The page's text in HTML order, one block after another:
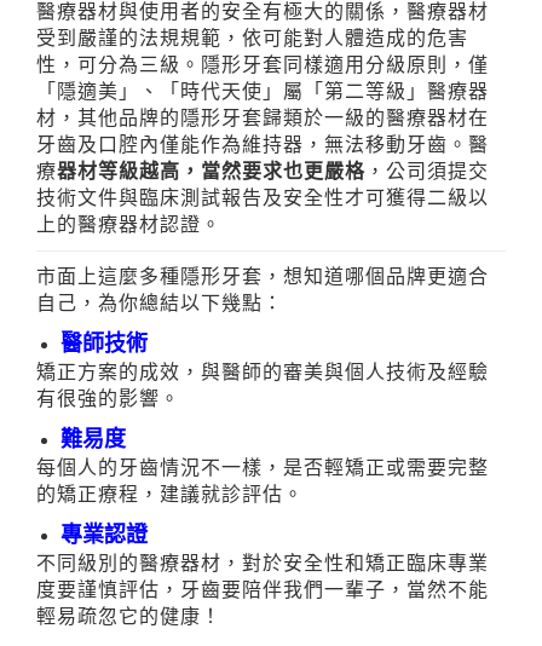
醫療器材與使用者的安全有極大的關係，醫療器材
受到嚴謹的法規規範，依可能對人體造成的危害
性，可分為三級。隱形牙套同樣適用分級原則，僅
「隱適美」、「時代天使」屬「第二等級」醫療器
材，其他品牌的隱形牙套歸類於一級的醫療器材在
牙齒及口腔內僅能作為維持器，無法移動牙齒 。醫
療器材等級越高，當然要求也更嚴格 ，公司須提交
技術文件與臨床測試報告及安全性才可獲得二級以
上的醫療器材認證。
市面上這麼多種隱形牙套，想知道哪個品牌更適合
自己，為你總結以下幾點：
醫師技術
矯正方案的成效，與醫師的審美與個人技術及經驗
有很強的影響。
難易度
每個人的牙齒情況不一樣，是否輕矯正或需要完整
的矯正療程，建議就診評估。
專業認證
不同級別的醫療器材，對於安全性和矯正臨床專業
度要謹慎評估，牙齒要陪伴我們一輩子，當然不能
輕易疏忽它的健康！